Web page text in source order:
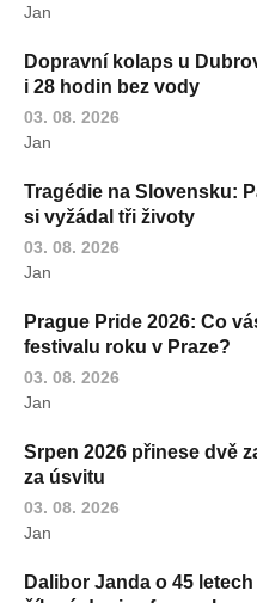
Jan
Dopravní kolaps u
i 28 hodin bez vody
03. 08. 2026
Jan
Tragédie na Slovensku:
si vyžádal tři životy
03. 08. 2026
Jan
Prague Pride 2026: Co
festivalu roku v Praze?
03. 08. 2026
Jan
Srpen 2026 přinese dvě
za úsvitu
03. 08. 2026
Jan
Dalibor Janda o 45